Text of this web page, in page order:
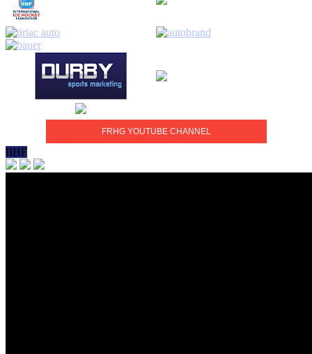
FRHG YOUTUBE CHANNEL
IIHF